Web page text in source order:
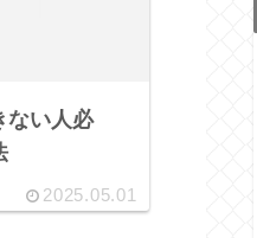
ない人必
2025.05.01